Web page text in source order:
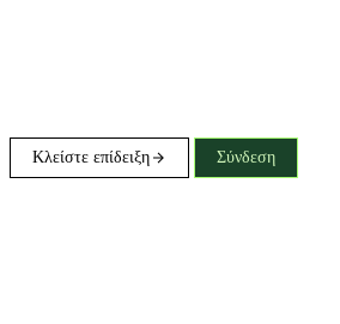
Κλείστε επίδειξη Σύνδεση